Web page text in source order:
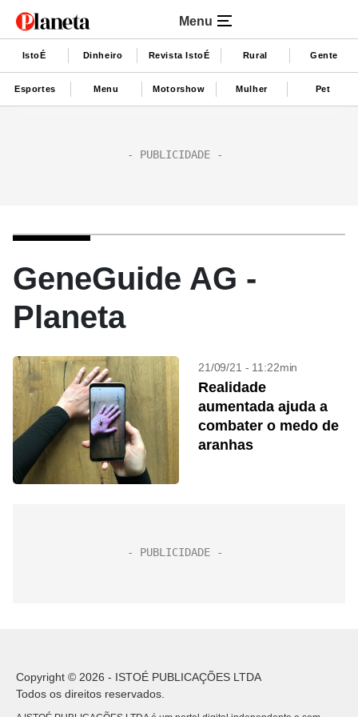
Menu
IstoÉ Dinheiro Revista IstoÉ Rural Gente
Esportes Menu Motorshow Mulher Pet
GeneGuide AG -
Planeta
21/09/21 - 11:22min
Realidade
aumentada ajuda a
combater o medo de
aranhas
Copyright © 2026 - ISTOÉ PUBLICAÇÕES LTDA
Todos os direitos reservados.